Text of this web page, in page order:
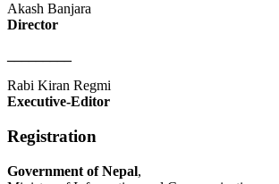
Akash Banjara
Director
Rabi Kiran Regmi
Executive-Editor
Registration
Government of Nepal,